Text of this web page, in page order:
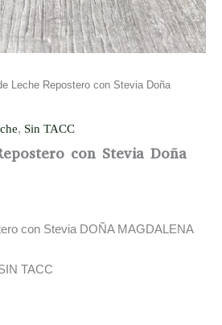
Leche Repostero con Stevia Doña
, Sin TACC
con Stevia Doña
con Stevia DOÑA MAGDALENA
TACC